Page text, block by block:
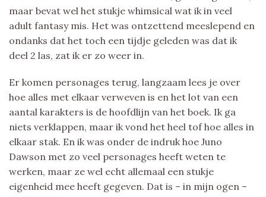
maar bevat wel het stukje whimsical wat ik in veel
adult fantasy mis. Het was ontzettend meeslepend en
ondanks dat het toch een tijdje geleden was dat ik
deel 2 las, zat ik er zo weer in.
Er komen personages terug, langzaam lees je over
hoe alles met elkaar verweven is en het lot van een
aantal karakters is de hoofdlijn van het boek. Ik ga
niets verklappen, maar ik vond het heel tof hoe alles in
elkaar stak. En ik was onder de indruk hoe Juno
Dawson met zo veel personages heeft weten te
werken, maar ze wel echt allemaal een stukje
eigenheid mee heeft gegeven. Dat is – in mijn ogen –